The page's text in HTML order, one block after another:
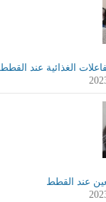
الغذائية عند القطط
عند القطط